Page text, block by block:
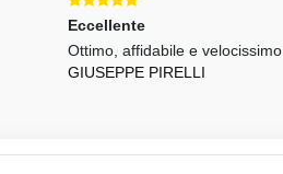
Eccellente
Ottimo, affidabile e velocissimo
GIUSEPPE PIRELLI